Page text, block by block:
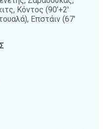
Κόντος (90’+2′
Επστάιν (67′